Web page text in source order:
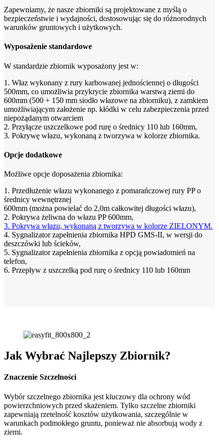
Zapewniamy, że nasze zbiorniki są projektowane z myślą o
bezpieczeństwie i wydajności, dostosowując się do różnorodnych
warunków gruntowych i użytkowych.
Wyposażenie standardowe
W standardzie zbiornik wyposażony jest w:
1. Właz wykonany z rury karbowanej jednościennej o długości
500mm, co umożliwia przykrycie zbiornika warstwą ziemi do
600mm (500 + 150 mm siodło włazowe na zbiorniku), z zamkiem
umożliwiającym założenie np. kłódki w celu zabezpieczenia przed
niepożądanym otwarciem
2. Przyłącze uszczelkowe pod rurę o średnicy 110 lub 160mm,
3. Pokrywę włazu, wykonaną z tworzywa w kolorze zbiornika.
Opcje dodatkowe
Możliwe opcje doposażenia zbiornika:
1. Przedłużenie włazu wykonanego z pomarańczowej rury PP o
średnicy wewnętrznej
600mm (można powielać do 2,0m całkowitej długości włazu),
2. Pokrywa żeliwna do włazu PP 600mm,
3. Pokrywa włazu, wykonaną z tworzywa w kolorze ZIELONYM.
4. Sygnalizator zapełnienia zbiornika HPD GMS-II, w wersji do
deszczówki lub ścieków,
5. Sygnalizator zapełnienia zbiornika z opcją powiadomień na
telefon,
6. Przepływ z uszczelką pod rurę o średnicy 110 lub 160mm
Jak Wybrać Najlepszy Zbiornik?
Znaczenie Szczelności
Wybór szczelnego zbiornika jest kluczowy dla ochrony wód
powierzchniowych przed skażeniem. Tylko szczelne zbiorniki
zapewniają rzetelność kosztów użytkowania, szczególnie w
warunkach podmokłego gruntu, ponieważ nie absorbują wody z
ziemi.